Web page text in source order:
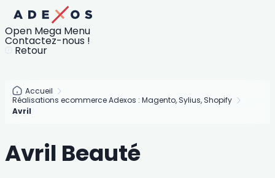
Open Mega Menu
Contactez-nous !
Retour
Accueil
Réalisations ecommerce Adexos : Magento, Sylius, Shopify
Avril
Avril Beauté